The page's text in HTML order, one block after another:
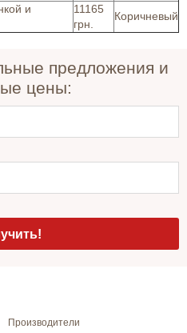
и
11165
грн.
Коричневый
предложения и
цены:
Производители